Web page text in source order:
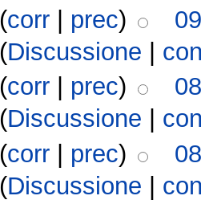
(corr prec)
(Discussione
(corr prec)
(Discussione
(corr prec)
(Discussione